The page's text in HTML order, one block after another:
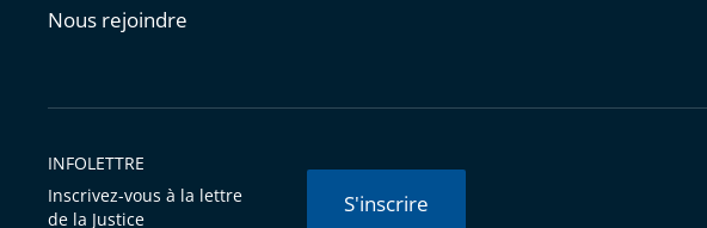
Nous rejoindre
INFOLETTRE
Inscrivez-vous à la lettre
de la Justice
S'inscrire